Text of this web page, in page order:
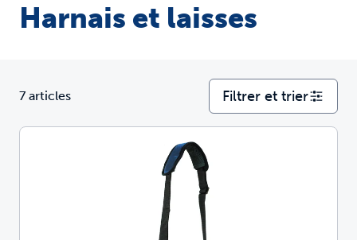
Harnais et laisses
7 articles Filtrer et trier